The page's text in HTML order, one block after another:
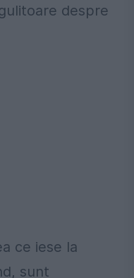
despre
ce iese la
sunt